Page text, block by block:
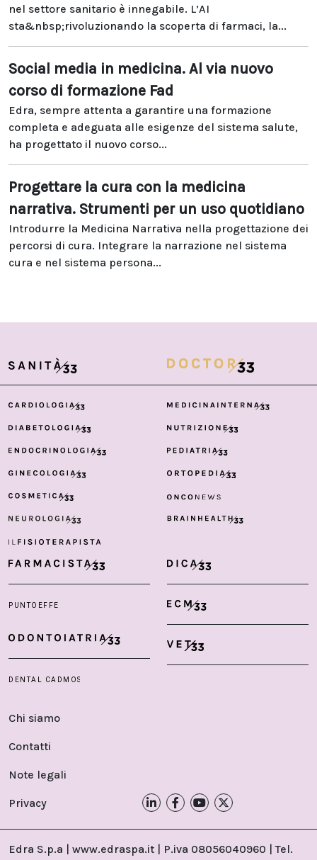
nel settore sanitario è innegabile. L’AI
sta&nbsp;rivoluzionando la scoperta di farmaci, la...
Social media in medicina. Al via nuovo
corso di formazione Fad
Edra, sempre attenta a garantire una formazione
completa e adeguata alle esigenze del sistema salute,
ha progettato il nuovo corso...
Progettare la cura con la medicina
narrativa. Strumenti per un uso quotidiano
Introdurre la Medicina Narrativa nella progettazione dei
percorsi di cura. Integrare la narrazione nel sistema
cura e nel sistema persona...
Chi siamo
Contatti
Note legali
Privacy
Edra S.p.a | www.edraspa.it | P.iva 08056040960 | Tel.